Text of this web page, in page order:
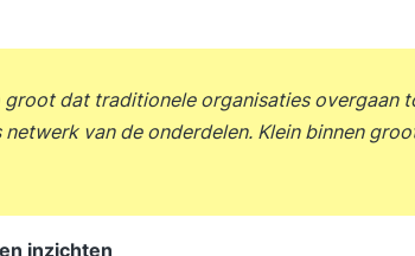
groot dat traditionele organisaties overgaan
van de onderdelen. Klein binnen
inzichten